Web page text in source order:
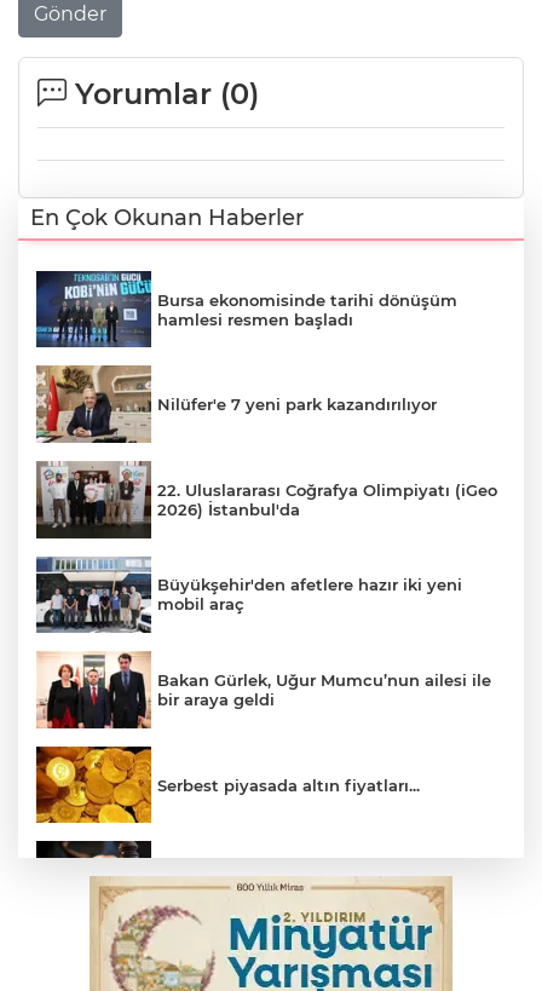
Gönder
Yorumlar (0)
En Çok Okunan Haberler
Bursa ekonomisinde tarihi dönüşüm
hamlesi resmen başladı
Nilüfer'e 7 yeni park kazandırılıyor
22. Uluslararası Coğrafya Olimpiyatı (iGeo
2026) İstanbul'da
Büyükşehir'den afetlere hazır iki yeni
mobil araç
Bakan Gürlek, Uğur Mumcu’nun ailesi ile
bir araya geldi
Serbest piyasada altın fiyatları...
Yargıtay’dan primle çalışanlara müjde
Bursa’da bugün hava nasıl olacak?